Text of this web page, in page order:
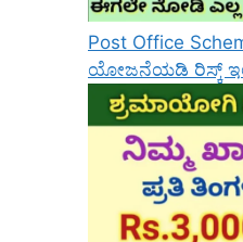
Post Office
ಯೋಜನೆಯಡಿ ರಿಸ್ಕ್‌